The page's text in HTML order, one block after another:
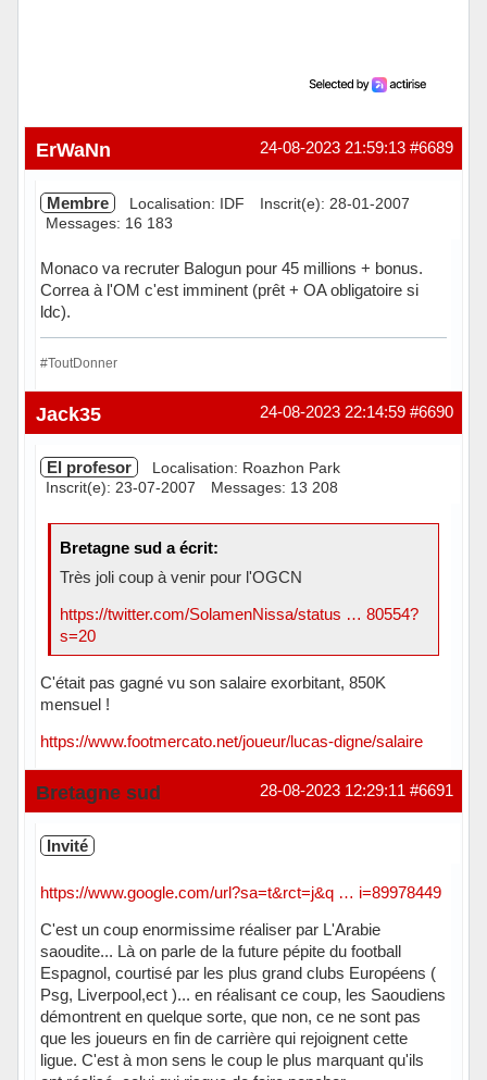
#6689
24-08-2023 21:59:13
ErWaNn
Membre Localisation: IDF
Inscrit(e): 28-01-2007
Messages: 16 183
Monaco va recruter Balogun pour 45 millions + bonus.
Correa à l'OM c'est imminent (prêt + OA obligatoire si
ldc).
#ToutDonner
Hors ligne #6690
24-08-2023 22:14:59
Jack35
El profesor
Localisation: Roazhon Park
Inscrit(e): 23-07-2007
Messages: 13 208
Bretagne sud a écrit:
Très joli coup à venir pour l'OGCN
https://twitter.com/SolamenNissa/status … 80554?
s=20
C'était pas gagné vu son salaire exorbitant, 850K
mensuel !
https://www.footmercato.net/joueur/lucas-digne/salaire
Hors ligne #6691
28-08-2023 12:29:11
Bretagne sud
Invité
https://www.google.com/url?sa=t&rct=j&q … i=89978449
C'est un coup enormissime réaliser par L'Arabie
saoudite... Là on parle de la future pépite du football
Espagnol, courtisé par les plus grand clubs Européens (
Psg, Liverpool,ect )... en réalisant ce coup, les Saoudiens
démontrent en quelque sorte, que non, ce ne sont pas
que les joueurs en fin de carrière qui rejoignent cette
ligue. C'est à mon sens le coup le plus marquant qu'ils